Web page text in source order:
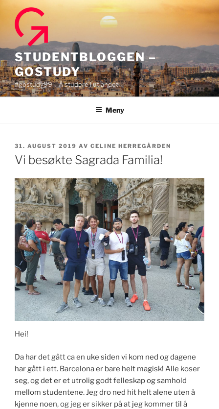
innhold
STUDENTBLOGGEN –
GOSTUDY
#gostudy99 – Å studere i utlandet
Meny
PUBLISERT
31. AUGUST 2019 AV CELINE HERREGÅRDEN
Vi besøkte Sagrada Familia!
Hei!
Da har det gått ca en uke siden vi kom ned og dagene
har gått i ett. Barcelona er bare helt magisk! Alle koser
seg, og det er et utrolig godt felleskap og samhold
mellom studentene. Jeg dro ned hit helt alene uten å
kjenne noen, og jeg er sikker på at jeg kommer til å